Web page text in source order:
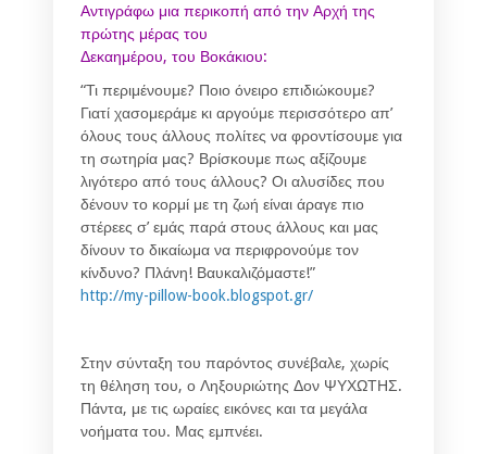
Αντιγράφω μια περικοπή από την Αρχή της
πρώτης μέρας του
Δεκαημέρου, του Βοκάκιου:
“Τι περιμένουμε? Ποιο όνειρο επιδιώκουμε?
Γιατί χασομεράμε κι αργούμε περισσότερο απ’
όλους τους άλλους πολίτες να φροντίσουμε για
τη σωτηρία μας? Βρίσκουμε πως αξίζουμε
λιγότερο από τους άλλους? Οι αλυσίδες που
δένουν το κορμί με τη ζωή είναι άραγε πιο
στέρεες σ’ εμάς παρά στους άλλους και μας
δίνουν το δικαίωμα να περιφρονούμε τον
κίνδυνο? Πλάνη! Βαυκαλιζόμαστε!”
http://my-pillow-book.blogspot.gr/
Στην σύνταξη του παρόντος συνέβαλε, χωρίς
τη θέληση του, ο Ληξουριώτης Δον ΨΥΧΩΤΗΣ.
Πάντα, με τις ωραίες εικόνες και τα μεγάλα
νοήματα του. Μας εμπνέει.